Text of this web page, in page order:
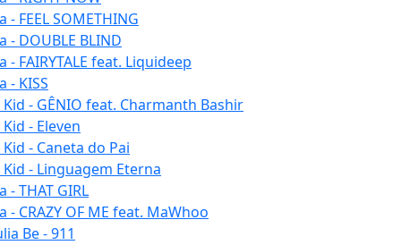
- FEEL SOMETHING
- DOUBLE BLIND
- FAIRYTALE feat. Liquideep
- KISS
Kid - GÊNIO feat. Charmanth Bashir
- Eleven
- Caneta do Pai
Kid - Linguagem Eterna
- THAT GIRL
- CRAZY OF ME feat. MaWhoo
Be - 911